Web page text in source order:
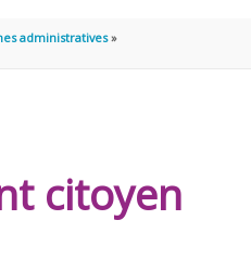
administratives
citoyen